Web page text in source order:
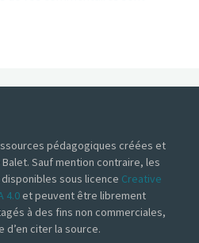
pédagogiques créées et
Sauf mention contraire, les
sous licence Creative
4.0 et peuvent être librement
à des fins non commerciales,
d’en citer la source.